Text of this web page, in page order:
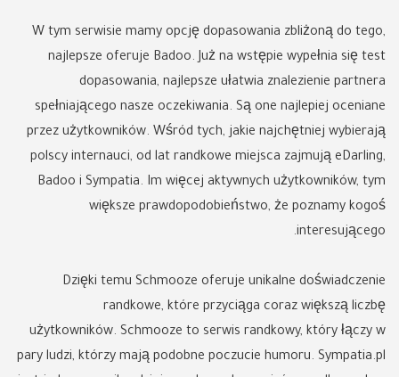
W tym serwisie mamy opcję dopasowania zbliżoną do tego,
najlepsze oferuje Badoo. Już na wstępie wypełnia się test
dopasowania, najlepsze ułatwia znalezienie partnera
spełniającego nasze oczekiwania. Są one najlepiej oceniane
przez użytkowników. Wśród tych, jakie najchętniej wybierają
polscy internauci, od lat randkowe miejsca zajmują eDarling,
Badoo i Sympatia. Im więcej aktywnych użytkowników, tym
większe prawdopodobieństwo, że poznamy kogoś
interesującego.
Dzięki temu Schmooze oferuje unikalne doświadczenie
randkowe, które przyciąga coraz większą liczbę
użytkowników. Schmooze to serwis randkowy, który łączy w
pary ludzi, którzy mają podobne poczucie humoru. Sympatia.pl